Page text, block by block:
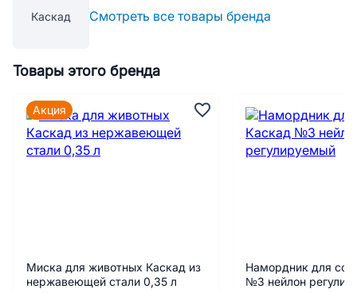
Каскад Смотреть все товары бренда
Товары этого бренда
Миска для животных Каскад из
нержавеющей стали 0,35 л
Акция
Намордник для
№3 нейлон